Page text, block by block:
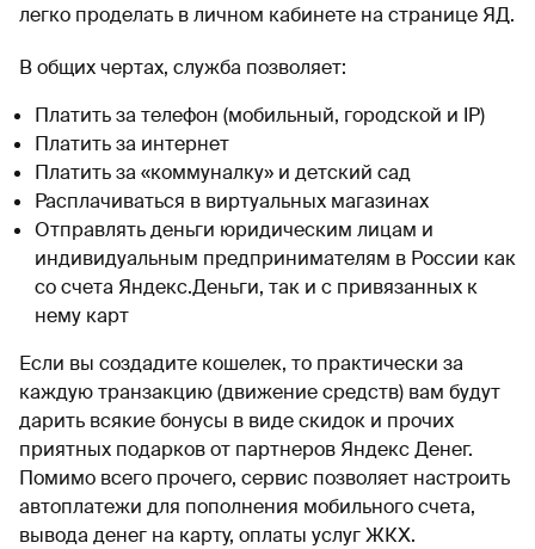
легко проделать в личном кабинете на странице ЯД.
В общих чертах, служба позволяет:
Платить за телефон (мобильный, городской и IP)
Платить за интернет
Платить за «коммуналку» и детский сад
Расплачиваться в виртуальных магазинах
Отправлять деньги юридическим лицам и
индивидуальным предпринимателям в России как
со счета Яндекс.Деньги, так и с привязанных к
нему карт
Если вы создадите кошелек, то практически за
каждую транзакцию (движение средств) вам будут
дарить всякие бонусы в виде скидок и прочих
приятных подарков от партнеров Яндекс Денег.
Помимо всего прочего, сервис позволяет настроить
автоплатежи для пополнения мобильного счета,
вывода денег на карту, оплаты услуг ЖКХ.